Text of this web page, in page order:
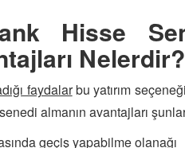
Hisse
Nelerdir?
faydalarbu yatırım
almanın avantajları
geçiş yapabilme olanağı